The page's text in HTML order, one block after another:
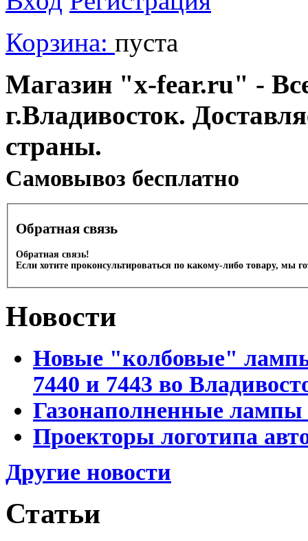
Корзина: пуста
Магазин "x-fear.ru" -
г.Владивосток.
страны.
Cамовывоз бесплатно
Обратная связь
Обратная связь!
Если хотите проконсультироваться по какому-либо товару, мы
Новости
Новые "колбовые"
7440 и 7443 во
Газонаполненные лампы
Проекторы логотипа
Другие новости
Статьи